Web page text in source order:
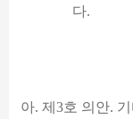
다.
아. 제 3호 의안.